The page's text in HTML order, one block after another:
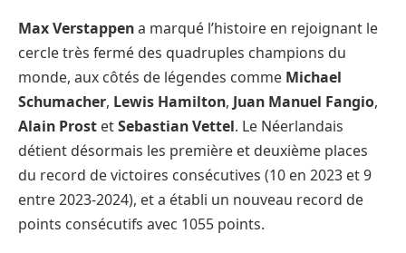
Max Verstappena marqué l’histoire en rejoignant le
cercle très fermé des quadruples champions du
monde, aux côtés de légendes comme Michael
Schumacher, Lewis Hamilton, Juan Manuel Fangio,
Alain Prost etSebastian Vettel. Le Néerlandais
détient désormais les première et deuxième places
du record de victoires consécutives (10 en 2023 et 9
entre 2023-2024), et a établi un nouveau record de
points consécutifs avec 1055 points.